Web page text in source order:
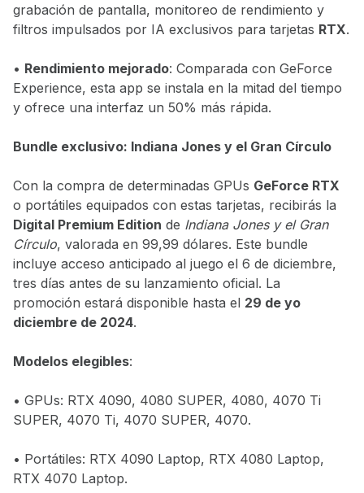
grabación de pantalla, monitoreo de rendimiento y
filtros impulsados por IA exclusivos para tarjetas RTX.
• Rendimiento mejorado: Comparada con GeForce
Experience, esta app se instala en la mitad del tiempo
y ofrece una interfaz un 50% más rápida.
Bundle exclusivo: Indiana Jones y el Gran Círculo
Con la compra de determinadas GPUs GeForce RTX
o portátiles equipados con estas tarjetas, recibirás la
Digital Premium Edition de Indiana Jones y el Gran
Círculo, valorada en 99,99 dólares. Este bundle
incluye acceso anticipado al juego el 6 de diciembre,
tres días antes de su lanzamiento oficial. La
promoción estará disponible hasta el 29 de yo
diciembre de 2024.
Modelos elegibles:
• GPUs: RTX 4090, 4080 SUPER, 4080, 4070 Ti
SUPER, 4070 Ti, 4070 SUPER, 4070.
• Portátiles: RTX 4090 Laptop, RTX 4080 Laptop,
RTX 4070 Laptop.